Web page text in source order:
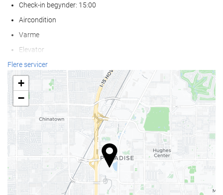
Check-in begynder: 15:00
Aircondition
Varme
Elevator
Handikapvenlig adgang.
Tilpasset til personer med nedsat syn
Ikke-ryger værelser
Ryge område
Allergivenligt værelse
Kæledyr er ikke tilladt
Mad og drikke
Restaurant
Flere servicer
+
−